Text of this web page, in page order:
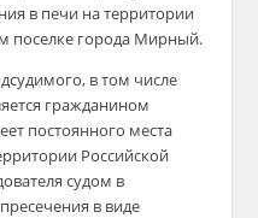
в печи на территории
поселке города Мирный.
в том числе
гражданином
постоянного места
Российской
судом в
в виде